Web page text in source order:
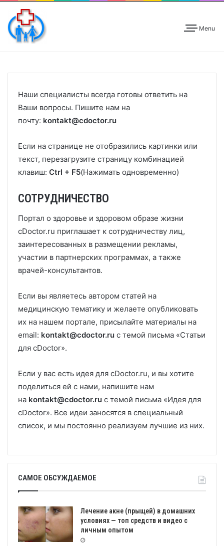
Menu
Наши специалисты всегда готовы ответить на
Ваши вопросы. Пишите нам на
почту: kontakt@cdoctor.ru
Если на странице не отобразились картинки или
текст, перезагрузите страницу комбинацией
клавиш: Ctrl + F5(Нажимать одновременно)
СОТРУДНИЧЕСТВО
Портал о здоровье и здоровом образе жизни
cDoctor.ru приглашает к сотрудничеству лиц,
заинтересованных в размещении рекламы,
участии в партнерских программах, а также
врачей-консультантов.
Если вы являетесь автором статей на
медицинскую тематику и желаете опубликовать
их на нашем портале, присылайте материалы на
email: kontakt@cdoctor.ru с темой письма «Статьи
для cDoctor».
Если у вас есть идея для cDoctor.ru, и вы хотите
поделиться ей с нами, напишите нам
на kontakt@cdoctor.ru с темой письма «Идея для
cDoctor». Все идеи заносятся в специальный
список, и мы постоянно реализуем лучшие из них.
САМОЕ ОБСУЖДАЕМОЕ
Лечение акне (прыщей) в домашних
условиях — топ средств и видео с
личным опытом